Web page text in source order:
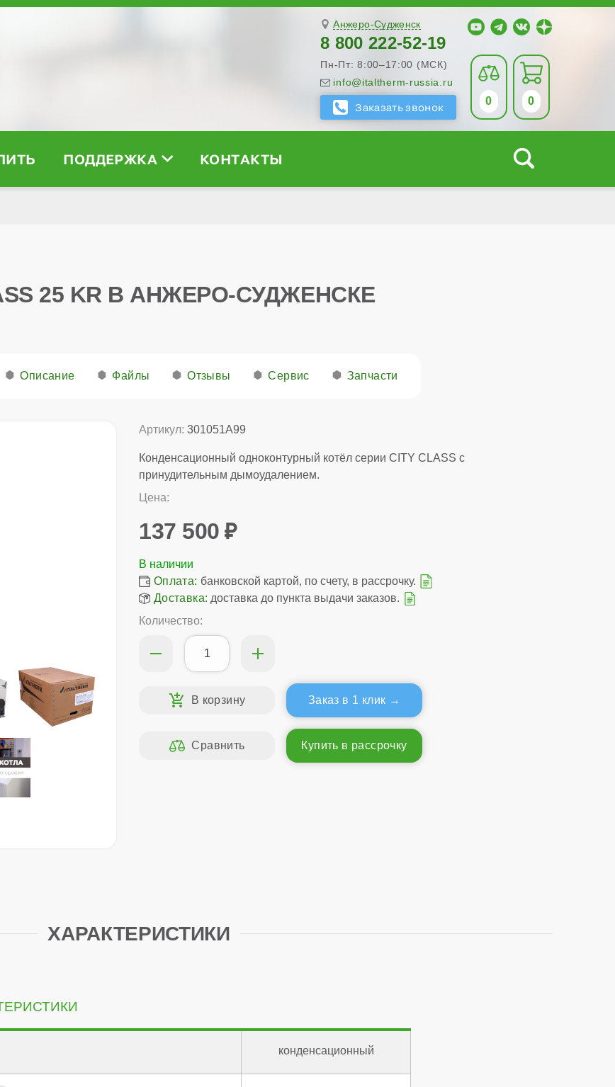
Анжеро-Судженск
8 800 222-52-19
Пн-Пт: 8:00–17:00 (МСК)
info@italtherm-russia.ru
0 0
ПОДДЕРЖКА КОНТАКТЫ
25 KR В АНЖЕРО-СУДЖЕНСКЕ
Описание Файлы Отзывы Сервис Запчасти
Артикул: 301051A99
Конденсационный одноконтурный котёл серии CITY CLASS с
принудительным дымоудалением.
Цена:
137 500
Оплата: банковской картой, по счету, в рассрочку.
Доставка: доставка до пункта выдачи заказов.
Количество:
Заказ в 1 клик
Купить в рассрочку
ХАРАКТЕРИСТИКИ
конденсационный